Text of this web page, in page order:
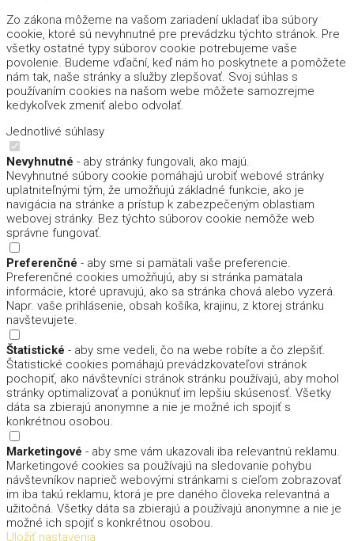
Zo zákona môžeme na vašom zariadení ukladať iba súbory
cookie, ktoré sú nevyhnutné pre prevádzku týchto stránok. Pre
všetky ostatné typy súborov cookie potrebujeme vaše
povolenie. Budeme vďační, keď nám ho poskytnete a pomôžete
nám tak, naše stránky a služby zlepšovať. Svoj súhlas s
používaním cookies na našom webe môžete samozrejme
kedykoľvek zmeniť alebo odvolať.
Jednotlivé súhlasy
Nevyhnutné - aby stránky fungovali, ako majú.
Nevyhnutné súbory cookie pomáhajú urobiť webové stránky
uplatniteľnými tým, že umožňujú základné funkcie, ako je
navigácia na stránke a prístup k zabezpečeným oblastiam
webovej stránky. Bez týchto súborov cookie nemôže web
správne fungovať.
Preferenčné - aby sme si pamätali vaše preferencie.
Preferenčné cookies umožňujú, aby si stránka pamätala
informácie, ktoré upravujú, ako sa stránka chová alebo vyzerá.
Napr. vaše prihlásenie, obsah košíka, krajinu, z ktorej stránku
navštevujete.
Štatistické - aby sme vedeli, čo na webe robíte a čo zlepšiť.
Štatistické cookies pomáhajú prevádzkovateľovi stránok
pochopiť, ako návštevníci stránok stránku používajú, aby mohol
stránky optimalizovať a ponúknuť im lepšiu skúsenosť. Všetky
dáta sa zbierajú anonymne a nie je možné ich spojiť s
konkrétnou osobou.
Marketingové - aby sme vám ukazovali iba relevantnú reklamu.
Marketingové cookies sa používajú na sledovanie pohybu
návštevníkov naprieč webovými stránkami s cieľom zobrazovať
im iba takú reklamu, ktorá je pre daného človeka relevantná a
užitočná. Všetky dáta sa zbierajú a používajú anonymne a nie je
možné ich spojiť s konkrétnou osobou.
Uložiť nastavenia